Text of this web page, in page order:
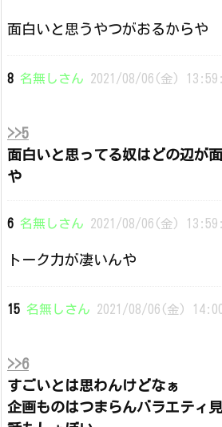
面白いと思うやつがおるからや
8 名無しさん 2021/08/06(金)
>>5
面白いと思ってる奴はどの辺が
や
6 名無しさん 2021/08/06(金)
トーク力が凄いんや
15 名無しさん 2021/08/06(金)
>>6
すごいとは思わんけどなぁ
企画ものはつまらんバラエティ